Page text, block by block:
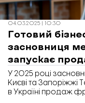
04.03.2025 | 10:30
Готовий
засновниця
запускає
У 2025 році
Києві та Запоріжжі
в Україні продаж